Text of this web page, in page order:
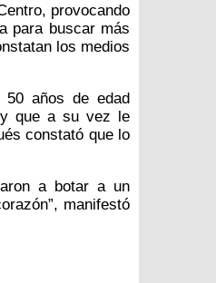
provocando
para buscar más
los medios
50 años de edad
que a su vez le
constató que lo
a botar a un
manifestó